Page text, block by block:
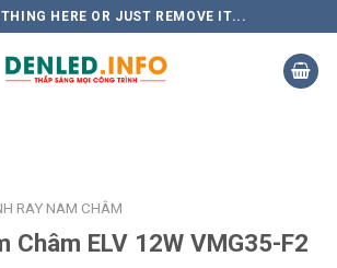
HERE OR JUST REMOVE IT...
RAY NAM CHÂM
Châm ELV 12W VMG35-F2